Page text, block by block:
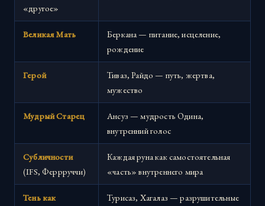
«другое»
Великая Мать
Беркана — питание, исцеление,
рождение
Герой
Тиваз, Райдо — путь, жертва,
мужество
Мудрый Старец
Ансуз — мудрость Одина,
внутренний голос
Субличности
(IFS, Феррруччи)
Каждая руна как самостоятельная
«часть» внутреннего мира
Тень как
Турисаз, Хагалаз — разрушительные